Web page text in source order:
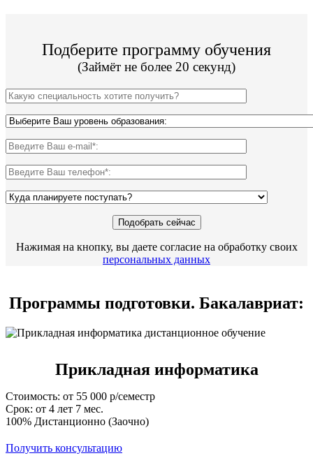
Подберите программу обучения
(Займёт не более 20 секунд)
Нажимая на кнопку, вы даете согласие на обработку своих
персональных данных
Программы подготовки. Бакалавриат:
Прикладная информатика
Стоимость: от 55 000 р/семестр
Срок: от 4 лет 7 мес.
100% Дистанционно (Заочно)
Получить консультацию